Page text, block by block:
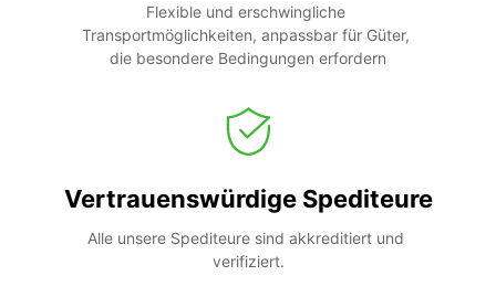
Flexible und erschwingliche
Transportmöglichkeiten, anpassbar für Güter,
die besondere Bedingungen erfordern
Vertrauenswürdige Spediteure
Alle unsere Spediteure sind akkreditiert und
verifiziert.